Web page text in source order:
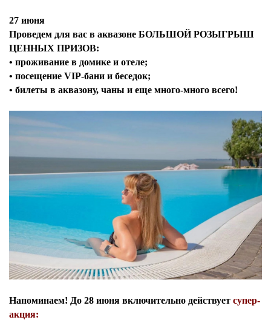
27 июня
Проведем для вас в аквазоне БОЛЬШОЙ РОЗЫГРЫШ
ЦЕННЫХ ПРИЗОВ:
• проживание в домике и отеле;
• посещение VIP-бани и беседок;
• билеты в аквазону, чаны и еще много-много всего!
Напоминаем! До 28 июня включительно действует супер-
акция: